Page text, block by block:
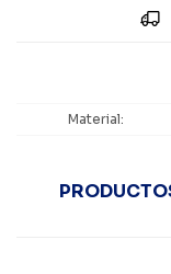
Material